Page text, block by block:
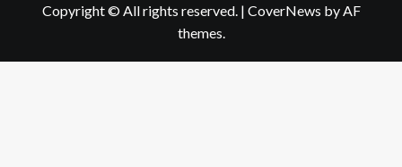
Copyright © All rights reserved. | CoverNews by AF
themes.